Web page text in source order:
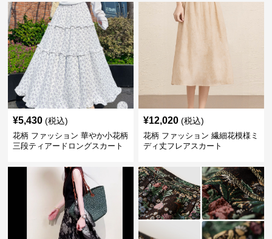
¥5,430 (税込)
花柄 ファッション 華やか小花柄
三段ティアードロングスカート
¥12,020 (税込)
花柄 ファッション 繊細花模様ミ
ディ丈フレアスカート